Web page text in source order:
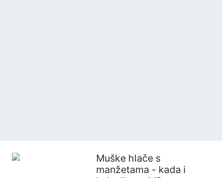
Muške hlače s
manžetama - kada i